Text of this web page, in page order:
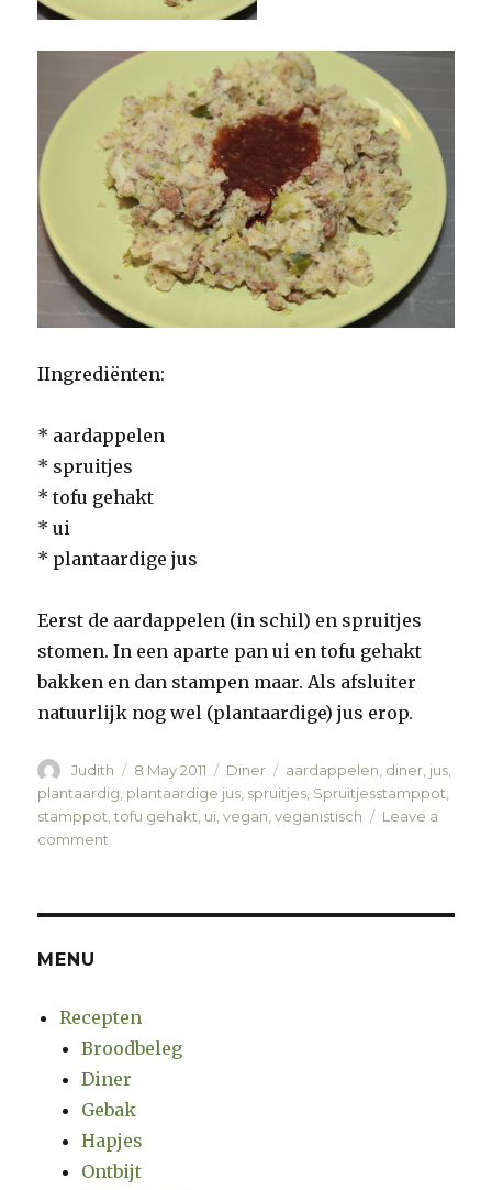
IIngrediënten:
* aardappelen
* spruitjes
* tofu gehakt
* ui
* plantaardige jus
Eerst de aardappelen (in schil) en spruitjes
stomen. In een aparte pan ui en tofu gehakt
bakken en dan stampen maar. Als afsluiter
natuurlijk nog wel (plantaardige) jus erop.
Author
Judith
Posted
on
8 May 2011 Categories
Diner Tags
aardappelen, diner, jus,
plantaardig, plantaardige jus, spruitjes, Spruitjesstamppot,
stamppot,tofu gehakt, ui,vegan,veganistisch
Leave a
comment
MENU
Recepten
Broodbeleg
Diner
Gebak
Hapjes
Ontbijt